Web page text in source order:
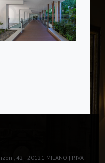
42 - 20121 MILANO | P.IVA